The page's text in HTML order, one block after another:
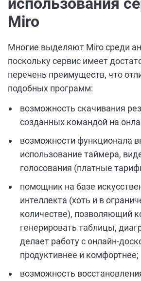
Miro
Многие выделяют Miro среди
поскольку сервис имеет
перечень преимуществ, что
подобных программ:
возможность скачивания
созданных командой на
возможности функционала
использование таймера,
голосования (платные
помощник на базе
интеллекта (хоть и в
количестве), позволяющий
генерировать таблицы,
делает работу с онлайн-
продуктивнее и комфортнее;
возможность